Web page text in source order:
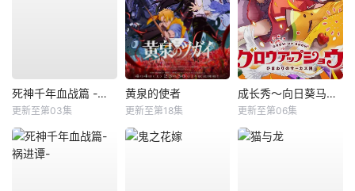
死神千年血战篇 -祸进谭-
更新至第03集
黄泉的使者
更新至第18集
成长秀～向日葵马戏团～
更新至第06集